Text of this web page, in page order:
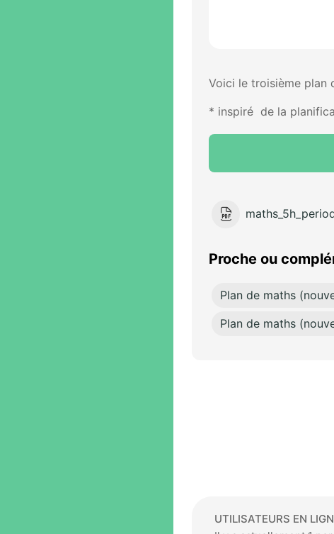
Voici le troisième plan
* inspiré de la
Proche ou
Plan de maths
Plan de maths
UTILISATEURS EN